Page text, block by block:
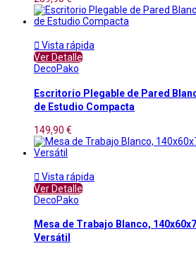
 Vista rápida
Ver Detalle
DecoPako
Escritorio Plegable de Pared
de Estudio Compacta
149,90 €
 Vista rápida
Ver Detalle
DecoPako
Mesa de Trabajo Blanco,
Versátil